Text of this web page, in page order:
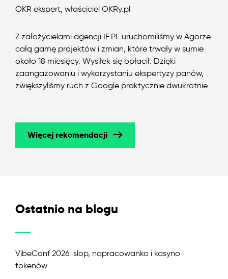
OKR ekspert, właściciel OKRy.pl
Z założycielami agencji IF.PL uruchomiliśmy w Agorze
całą gamę projektów i zmian, które trwały w sumie
około 18 miesięcy. Wysiłek się opłacił. Dzięki
zaangażowaniu i wykorzystaniu ekspertyzy panów,
zwiększyliśmy ruch z Google praktycznie dwukrotnie.
Więcej rekomendacji
Ostatnio na blogu
VibeConf 2026: slop, napracowanko i kasyno
tokenów